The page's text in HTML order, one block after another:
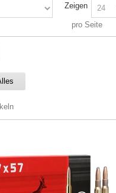
Zeigen
pro Seite